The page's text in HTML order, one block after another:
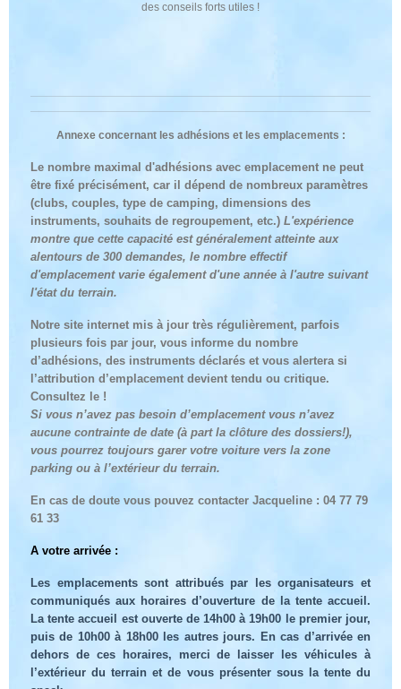
des conseils forts utiles !
Annexe concernant les adhésions et les emplacements :
Le nombre maximal d'adhésions avec emplacement ne peut
être fixé précisément, car il dépend de nombreux paramètres
(clubs, couples, type de camping, dimensions des
instruments, souhaits de regroupement, etc.) L'expérience
montre que cette capacité est généralement atteinte aux
alentours de 300 demandes, le nombre effectif
d'emplacement varie également d'une année à l'autre suivant
l'état du terrain.
Notre site internet mis à jour très régulièrement, parfois
plusieurs fois par jour, vous informe du nombre
d’adhésions, des instruments déclarés et vous alertera si
l’attribution d’emplacement devient tendu ou critique.
Consultez le !
Si vous n’avez pas besoin d’emplacement vous n’avez
aucune contrainte de date (à part la clôture des dossiers!),
vous pourrez toujours garer votre voiture vers la zone
parking ou à l’extérieur du terrain.
En cas de doute vous pouvez contacter Jacqueline : 04 77 79
61 33
A votre arrivée :
Les emplacements sont attribués par les organisateurs et
communiqués aux horaires d’ouverture de la tente accueil.
La tente accueil est ouverte de 14h00 à 19h00 le premier jour,
puis de 10h00 à 18h00 les autres jours. En cas d’arrivée en
dehors de ces horaires, merci de laisser les véhicules à
l’extérieur du terrain et de vous présenter sous la tente du